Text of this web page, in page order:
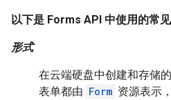
以下是 Forms API 中使用的常见
形式
在云端硬盘中创建和存储
表单都由 Form 资源表示